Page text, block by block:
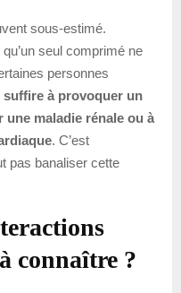
sous-estimé.
seul comprimé ne
personnes
à provoquer un
maladie rénale ou à
. C’est
pas banaliser cette
connaître ?